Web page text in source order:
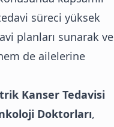
süreci yüksek
planları sunarak ve
de ailelerine
Kanser Tedavisi
Doktorları,